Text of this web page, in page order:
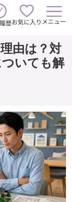
歴お気に入り メニュー
由は？対
いても解